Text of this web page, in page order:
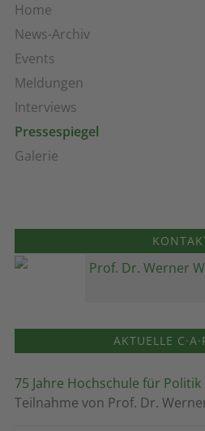
Home
News-Archiv
Events
Meldungen
Interviews
Pressespiegel
Galerie
Prof. Dr. Werner
AKTUELLE
75 Jahre Hochschule für Politik
Teilnahme von Prof. Dr.